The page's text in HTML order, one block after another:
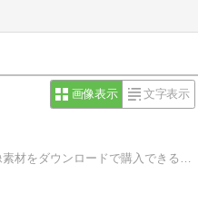
画像表示 文字表示
びず屋は、ビジネス向けの写真・画像素材をダウンロードで購入できるショップです。オフィスやビジネスシーン、ビジネスマン/OLさんなどの写真素材ならお任せください！ライセンス範囲で、クレジット表記不要で使用期限もなく商用利用可能です。